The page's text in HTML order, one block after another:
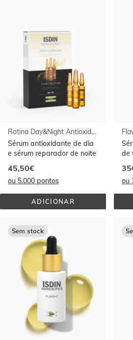
Rotina Day&Night Antioxidante 10+10 ampolas
Sérum antioxidante de dia
e sérum reparador de noite
45,50€
ou 5.000 pontos
ADICIONAR
ROTINA
AMPOLAS
de
ou
Sem stock